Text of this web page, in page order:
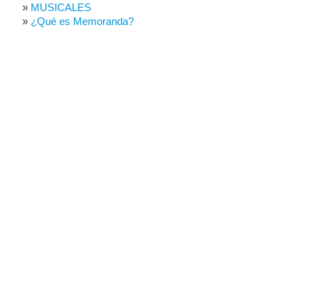
MUSICALES
¿Qué es Memoranda?